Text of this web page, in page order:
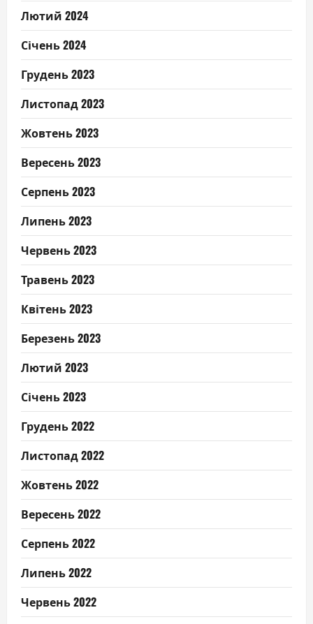
Лютий 2024
Січень 2024
Грудень 2023
Листопад 2023
Жовтень 2023
Вересень 2023
Серпень 2023
Липень 2023
Червень 2023
Травень 2023
Квітень 2023
Березень 2023
Лютий 2023
Січень 2023
Грудень 2022
Листопад 2022
Жовтень 2022
Вересень 2022
Серпень 2022
Липень 2022
Червень 2022